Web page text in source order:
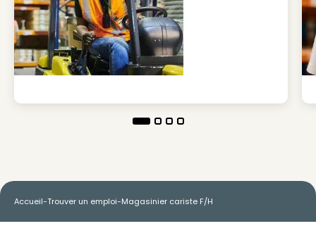
Accueil-Trouver un emploi-Magasinier cariste F/H